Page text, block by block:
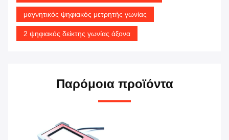
μαγνητικός ψηφιακός μετρητής γωνίας
2 ψηφιακός δείκτης γωνίας άξονα
Παρόμοια προϊόντα